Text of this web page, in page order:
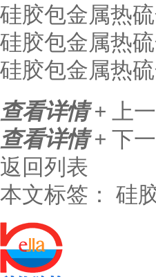
硅胶包金属热
硅胶包金属热
硅胶包金属热
查看详情 +
上
查看详情 + 下
返回列表
本文标签： 硅